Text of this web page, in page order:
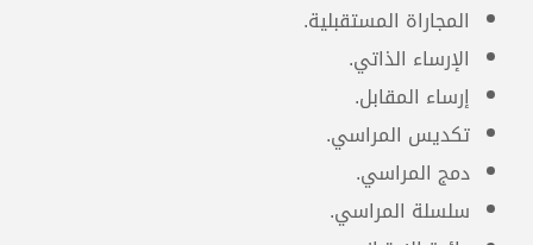
المجاراة المستقبلية.
الإرساء الذاتي.
إرساء المقابل.
تكديس المراسي.
دمج المراسي.
سلسلة المراسي.
الآنسة. نايفة عرب
سوريا